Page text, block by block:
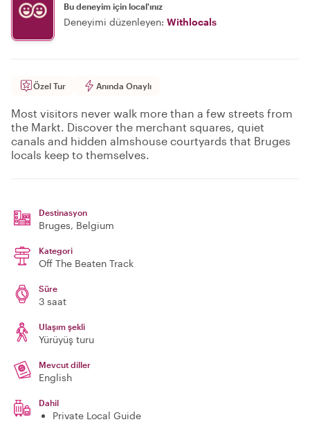
Bu deneyim için local'ınız
Deneyimi düzenleyen: Withlocals
Özel Tur Anında Onaylı
Most visitors never walk more than a few streets from
the Markt. Discover the merchant squares, quiet
canals and hidden almshouse courtyards that Bruges
locals keep to themselves.
Destinasyon
Bruges, Belgium
Kategori
Off The Beaten Track
Süre
3 saat
Ulaşım şekli
Yürüyüş turu
Mevcut diller
English
Dahil
Private Local Guide